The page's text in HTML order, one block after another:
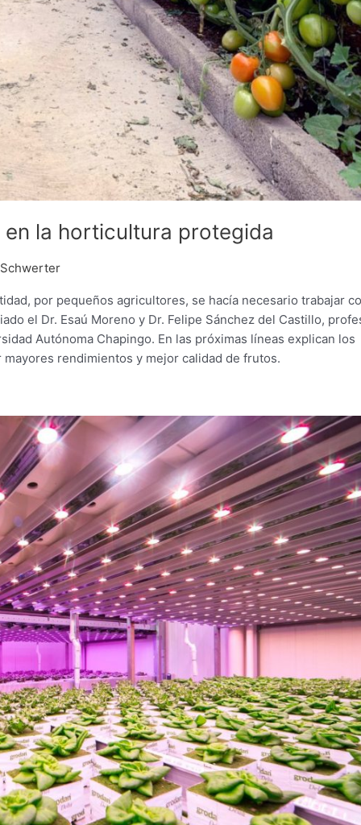
la horticultura protegida
por pequeños agricultores, se hacía necesario trabajar
el Dr. Esaú Moreno y Dr. Felipe Sánchez del Castillo,
Autónoma Chapingo. En las próximas líneas explican los
rendimientos y mejor calidad de frutos.